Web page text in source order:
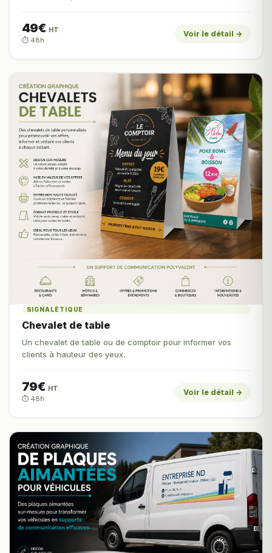
49€ HT
⏱️ 48h
Voir le détail →
SIGNALÉTIQUE
Chevalet de table
Un chevalet de table ou de comptoir pour informer vos
clients à hauteur des yeux.
79€ HT
⏱️ 48h
Voir le détail →